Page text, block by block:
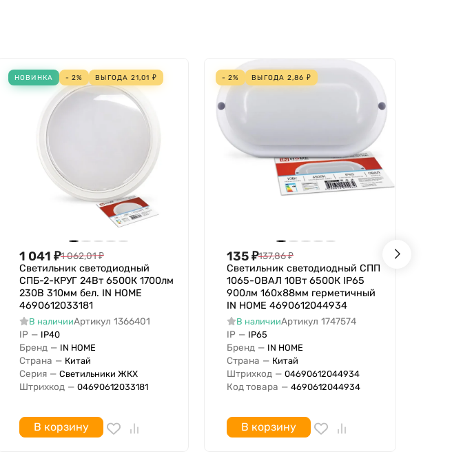
НОВИНКА - 2% ВЫГОДА 21,01 ₽
1 041 ₽1 062,01₽
Светильник светодиодный
СПБ-2-КРУГ 24Вт 6500К 1700лм
230В 310мм бел. IN HOME
4690612033181
В наличииАртикул 1366401
IP — IP40
Бренд — IN HOME
Страна — Китай
Серия — Светильники ЖКХ
Штрихкод — 04690612033181
В корзину
- 2% ВЫГОДА 2,86 ₽
135₽137,86₽
Светильник светодиодный СПП
1065-ОВАЛ 10Вт 6500К IP65
900лм 160х88мм герметичный
IN HOME 4690612044934
В наличииАртикул 1747574
IP — IP65
Бренд — IN HOME
Страна — Китай
Штрихкод — 04690612044934
Код товара — 4690612044934
В корзину